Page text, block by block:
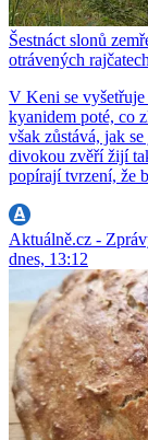
Šestnáct slonů
otrávených rajčatech
V Keni se
kyanidem poté, co
však zůstává, jak
divokou zvěří žijí
popírají tvrzení, že
Aktuálně.cz -
dnes, 13:12